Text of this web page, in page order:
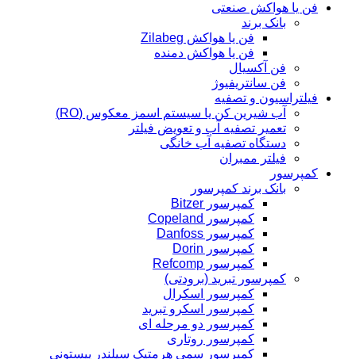
فن یا هواکش صنعتی
بانک برند
فن یا هواکش Zilabeg
فن یا هواکش دمنده
فن آکسیال
فن سانتریفیوژ
فیلتراسیون و تصفیه
آب شیرین کن یا سیستم اسمز معکوس (RO)
تعمیر تصفیه آب و تعویض فیلتر
دستگاه تصفیه آب خانگی
فیلتر ممبران
کمپرسور
بانک برند کمپرسور
کمپرسور Bitzer
کمپرسور Copeland
کمپرسور Danfoss
کمپرسور Dorin
کمپرسور Refcomp
کمپرسور تبرید (برودتی)
کمپرسور اسکرال
کمپرسور اسکرو تبرید
کمپرسور دو مرحله ای
کمپرسور روتاری
کمپرسور سمی هرمتیک سیلندر پیستونی